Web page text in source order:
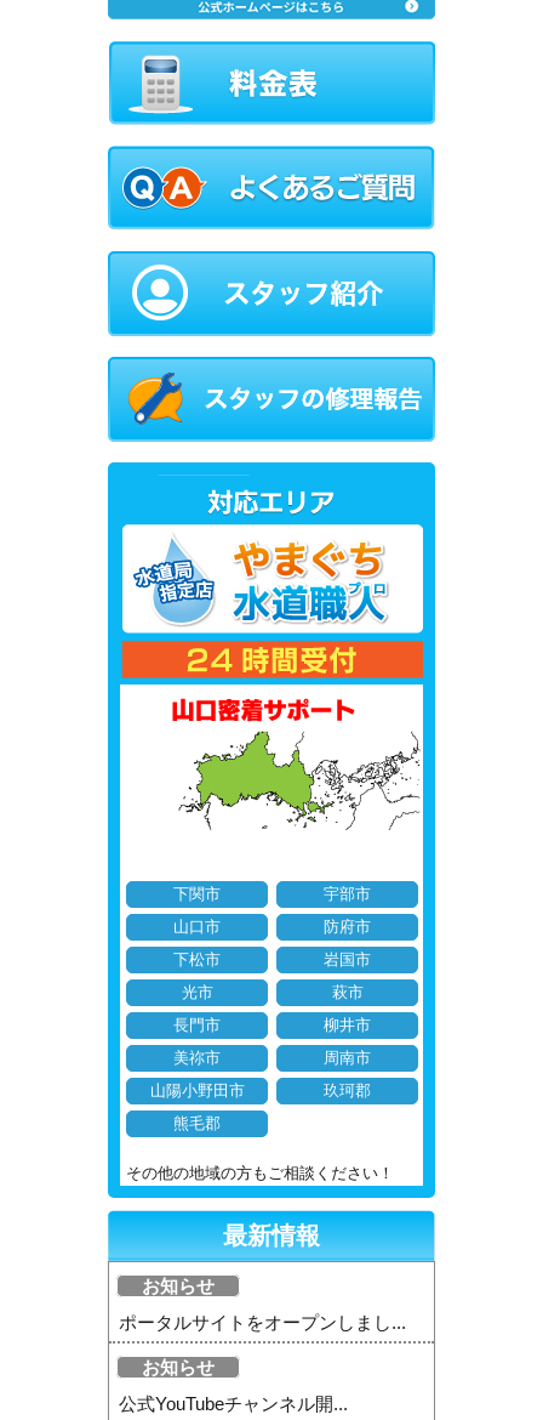
下関市
宇部市
山口市
防府市
下松市
岩国市
光市
萩市
長門市
柳井市
美祢市
周南市
山陽小野田市
玖珂郡
熊毛郡
その他の地域の方もご相談ください！
最新情報
お知らせ
ポータルサイトをオープンしまし...
お知らせ
公式YouTubeチャンネル開...